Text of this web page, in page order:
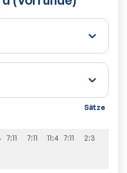
Sätze
7:11 7:11 11:4 7:11 2:3